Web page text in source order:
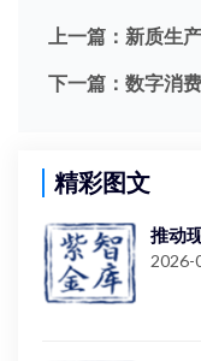
上一篇： 新质生
下一篇： 数字消
精彩图文
推动
2026-